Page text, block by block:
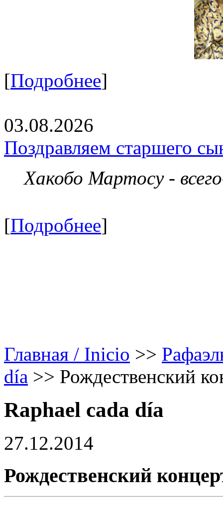
[Подробнее]
03.08.2026
Поздравляем старшего
Хакобо Мартосу -
[Подробнее]
Главная / Inicio >>
día >> Рождественский
Raphael cada día
27.12.2014
Рождественский